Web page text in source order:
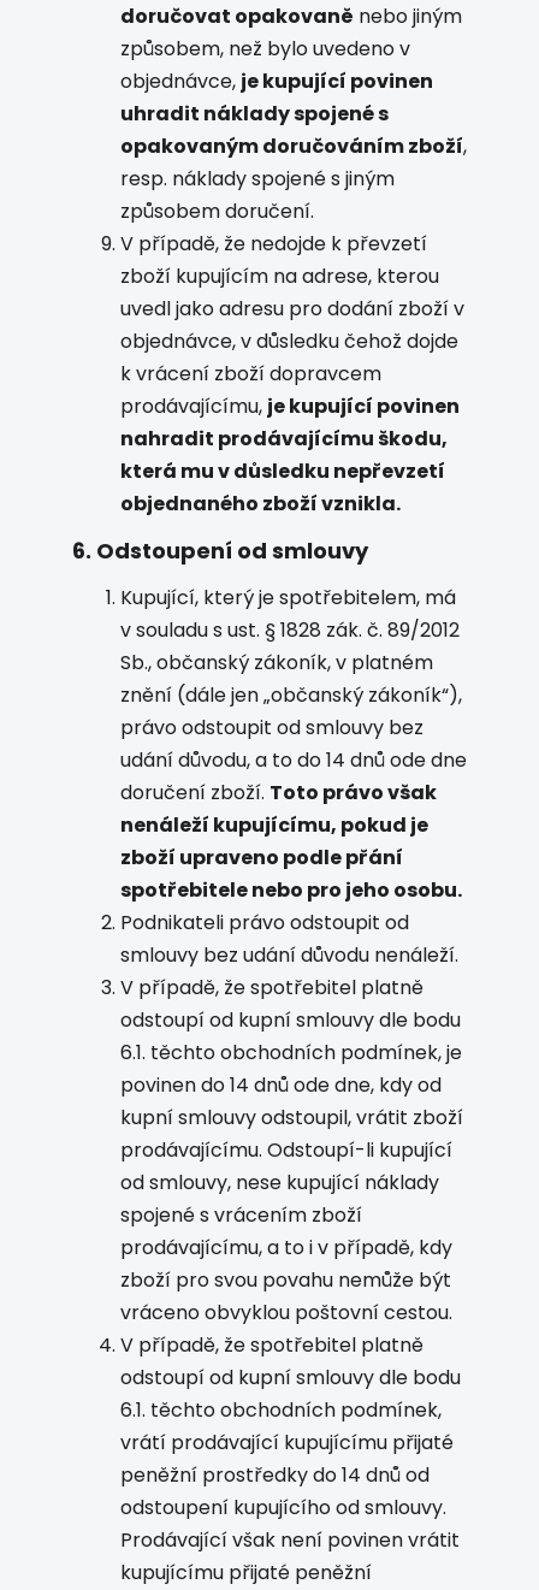
doručovat opakovaně nebo jiným
způsobem, než bylo uvedeno v
objednávce, je kupující povinen
uhradit náklady spojené s
opakovaným doručováním zboží,
resp. náklady spojené s jiným
způsobem doručení.
V případě, že nedojde k převzetí
zboží kupujícím na adrese, kterou
uvedl jako adresu pro dodání zboží v
objednávce, v důsledku čehož dojde
k vrácení zboží dopravcem
prodávajícímu, je kupující povinen
nahradit prodávajícímu škodu,
která mu v důsledku nepřevzetí
objednaného zboží vznikla.
6. Odstoupení od smlouvy
Kupující, který je spotřebitelem, má
v souladu s ust. § 1828 zák. č. 89/2012
Sb., občanský zákoník, v platném
znění (dále jen „občanský zákoník“),
právo odstoupit od smlouvy bez
udání důvodu, a to do 14 dnů ode dne
doručení zboží. Toto právo však
nenáleží kupujícímu, pokud je
zboží upraveno podle přání
spotřebitele nebo pro jeho osobu.
Podnikateli právo odstoupit od
smlouvy bez udání důvodu nenáleží.
V případě, že spotřebitel platně
odstoupí od kupní smlouvy dle bodu
6.1. těchto obchodních podmínek, je
povinen do 14 dnů ode dne, kdy od
kupní smlouvy odstoupil, vrátit zboží
prodávajícímu. Odstoupí-li kupující
od smlouvy, nese kupující náklady
spojené s vrácením zboží
prodávajícímu, a to i v případě, kdy
zboží pro svou povahu nemůže být
vráceno obvyklou poštovní cestou.
V případě, že spotřebitel platně
odstoupí od kupní smlouvy dle bodu
6.1. těchto obchodních podmínek,
vrátí prodávající kupujícímu přijaté
peněžní prostředky do 14 dnů od
odstoupení kupujícího od smlouvy.
Prodávající však není povinen vrátit
kupujícímu přijaté peněžní